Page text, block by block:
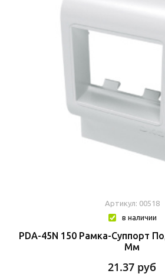
Артикул: 00518
в наличии
PDA-45N 150 Рамка-Суппорт
Мм
21.37 руб